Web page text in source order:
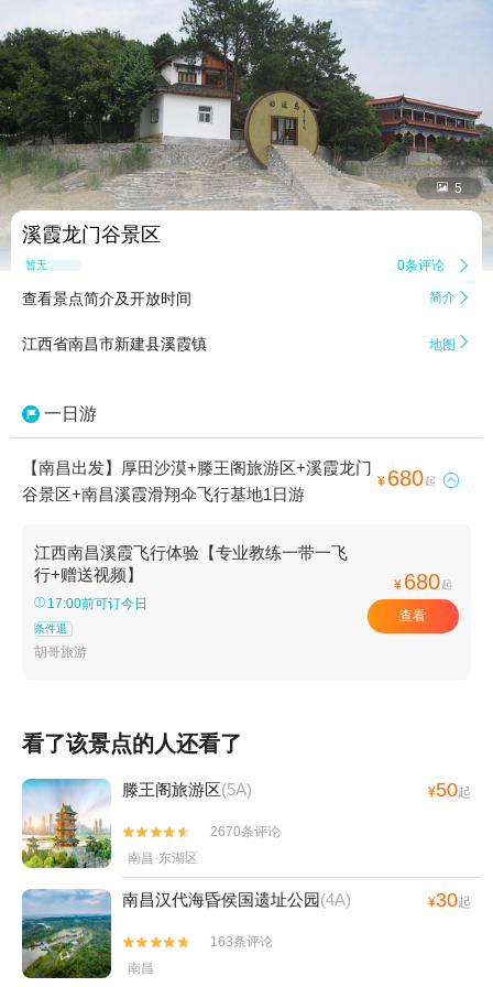
 5
溪霞龙门谷景区
暂无点评 0条评论 
查看景点简介及开放时间 简介 
江西省南昌市新建县溪霞镇 地图 
一日游
【南昌出发】厚田沙漠+滕王阁旅游区+溪霞龙门
谷景区+南昌溪霞滑翔伞飞行基地1日游
¥ 680起 
江西南昌溪霞飞行体验【专业教练一带一飞
行+赠送视频】
17:00前可订今日
条件退
胡哥旅游
¥ 680起
查看
看了该景点的人还看了
滕王阁旅游区(5A) ¥50起


2670条评论
南昌·东湖区
南昌汉代海昏侯国遗址公园(4A) ¥30起


163条评论
南昌
